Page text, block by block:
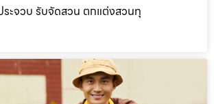
ะจวบ รับจัดสวน ตกแต่งสวนทุ